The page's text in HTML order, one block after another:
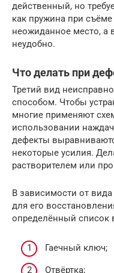
действенный, но
как пружина при
неожиданное место, а
неудобно.
Что делать при
Третий вид
способом. Чтобы
многие применяют
использовании
дефекты
некоторые усилия.
растворителем или
В зависимости от
для его
определённый список
Гаечный ключ;
Отвёртка;